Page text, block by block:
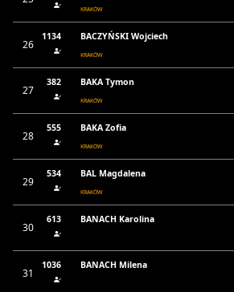
KRAKÓW
26
1134 BACZYŃSKI Wojciech
KRAKÓW
27
382 BAKA Tymon
KRAKÓW
28
555 BAKA Zofia
KRAKÓW
29
534 BAL Magdalena
KRAKÓW
30
613
BANACH Karolina
31
1036
BANACH Milena